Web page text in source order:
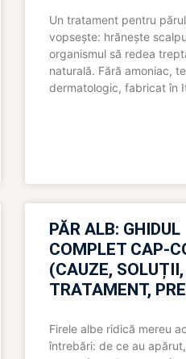
Un tratament pentru
vopsește: hrănește
organismul să redea
naturală. Fără amoniac,
dermatologic, fabricat în
PĂR ALB: GHIDUL
COMPLET CAP-
(CAUZE, SOLUȚII,
TRATAMENT,
Firele albe ridică mereu
întrebări: de ce au